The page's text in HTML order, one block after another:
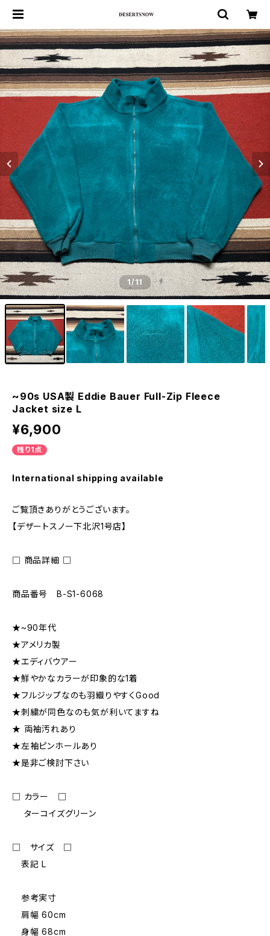
1/11
~90s USA製 Eddie Bauer Full-Zip Fleece
Jacket size L
¥6,900
残り1点
International shipping available
ご覧頂きありがとうございます。
【デザートスノー下北沢1号店】
□ 商品詳細 □
商品番号 B-S1-6068
★~90年代
★アメリカ製
★エディバウアー
★鮮やかなカラーが印象的な1着
★フルジップなのも羽織りやすくGood
★刺繍が同色なのも気が利いてますね
★ 両袖汚れあり
★左袖ピンホールあり
★是非ご検討下さい
□ カラー □
ターコイズグリーン
□ サイズ □
表記 L
参考実寸
肩幅 60cm
身幅 68cm